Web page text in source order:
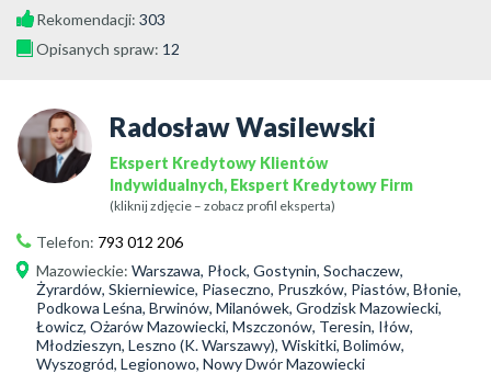
Rekomendacji: 303
Opisanych spraw: 12
Radosław Wasilewski
Ekspert Kredytowy Klientów
Indywidualnych, Ekspert Kredytowy Firm
(kliknij zdjęcie – zobacz profil eksperta)
Telefon: 793 012 206
Mazowieckie: Warszawa, Płock, Gostynin, Sochaczew,
Żyrardów, Skierniewice, Piaseczno, Pruszków, Piastów, Błonie,
Podkowa Leśna, Brwinów, Milanówek, Grodzisk Mazowiecki,
Łowicz, Ożarów Mazowiecki, Mszczonów, Teresin, Iłów,
Młodzieszyn, Leszno (K. Warszawy), Wiskitki, Bolimów,
Wyszogród, Legionowo, Nowy Dwór Mazowiecki